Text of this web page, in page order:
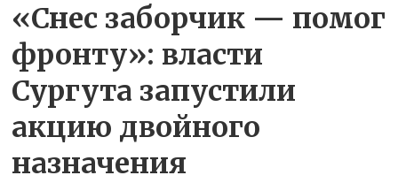
«Снес заборчик — помог
фронту»: власти
Сургута запустили
акцию двойного
назначения